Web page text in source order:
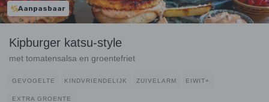
Aanpasbaar
Kipburger katsu-style
met tomatensalsa en groentefriet
GEVOGELTE KINDVRIENDELIJK ZUIVELARM EIWIT+
EXTRA GROENTE